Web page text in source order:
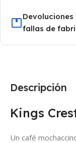
fallas de
Descripción
Kings
Un café